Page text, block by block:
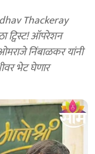
Thackeray
ट्विस्ट! ऑपरेशन
निंबाळकर यांनी
भेट घेणार